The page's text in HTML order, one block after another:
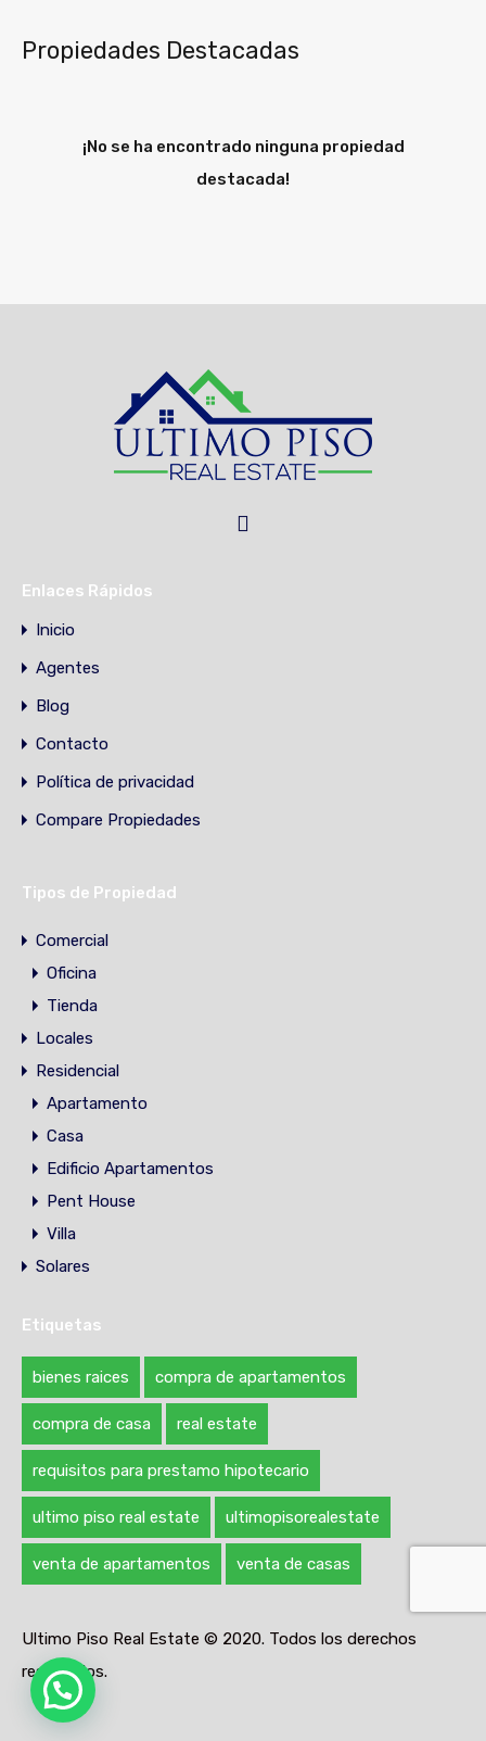
Propiedades Destacadas
¡No se ha encontrado ninguna propiedad
destacada!
Enlaces Rápidos
Inicio
Agentes
Blog
Contacto
Política de privacidad
Compare Propiedades
Tipos de Propiedad
Comercial
Oficina
Tienda
Locales
Residencial
Apartamento
Casa
Edificio Apartamentos
Pent House
Villa
Solares
Etiquetas
bienes raices compra de apartamentos
compra de casa real estate
requisitos para prestamo hipotecario
ultimo piso real estate ultimopisorealestate
venta de apartamentos venta de casas
Ultimo Piso Real Estate © 2020. Todos los derechos
reservados.